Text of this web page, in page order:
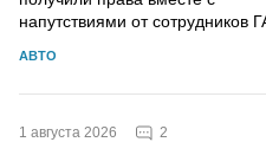
напутствиями от сотрудников
АВТО
1 августа 2026 2